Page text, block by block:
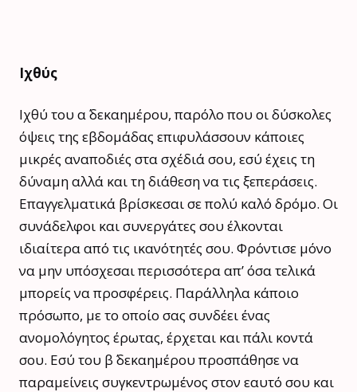
Ιχθύς
Ιχθύ του α΄ δεκαημέρου, παρόλο που οι δύσκολες
όψεις της εβδομάδας επιφυλάσσουν κάποιες
μικρές αναποδιές στα σχέδιά σου, εσύ έχεις τη
δύναμη αλλά και τη διάθεση να τις ξεπεράσεις.
Επαγγελματικά βρίσκεσαι σε πολύ καλό δρόμο. Οι
συνάδελφοι και συνεργάτες σου έλκονται
ιδιαίτερα από τις ικανότητές σου. Φρόντισε μόνο
να μην υπόσχεσαι περισσότερα απ’ όσα τελικά
μπορείς να προσφέρεις. Παράλληλα κάποιο
πρόσωπο, με το οποίο σας συνδέει ένας
ανομολόγητος έρωτας, έρχεται και πάλι κοντά
σου. Εσύ του β΄ δεκαημέρου προσπάθησε να
παραμείνεις συγκεντρωμένος στον εαυτό σου και